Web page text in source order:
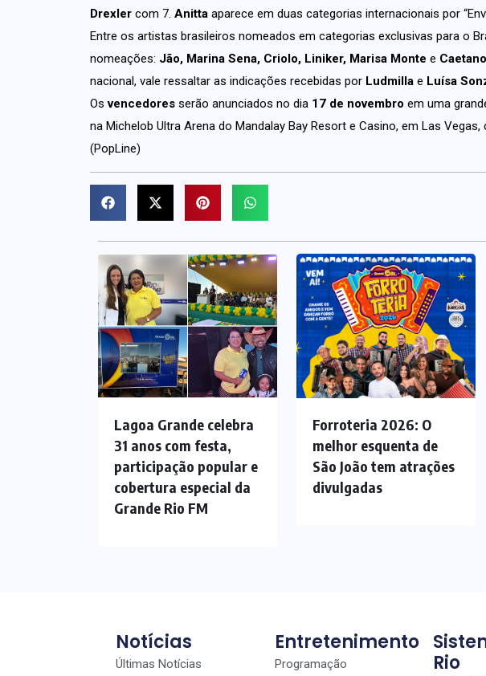
Drexler com 7. Anitta aparece em duas categorias internacionais por
Entre os artistas brasileiros nomeados em categorias exclusivas para o
nomeações: Jão, Marina Sena, Criolo, Liniker, Marisa Monte e
nacional, vale ressaltar as indicações recebidas por Ludmilla e Luísa
Osvencedores serão anunciados no dia 17 de novembro em uma
na Michelob Ultra Arena do Mandalay Bay Resort e Casino, em Las
(PopLine)
Lagoa Grande celebra
31 anos com festa,
participação popular e
cobertura especial da
Grande Rio FM
Forroteria 2026: O
melhor esquenta de
São João tem atrações
divulgadas
Notícias
Últimas Notícias
Entretenimento
Programação
Rio